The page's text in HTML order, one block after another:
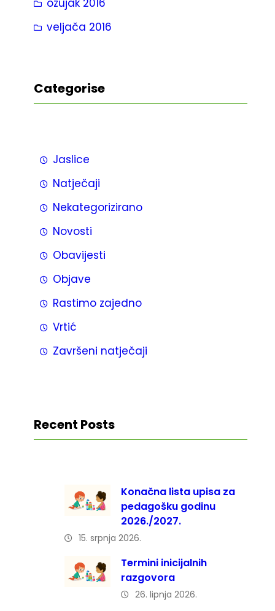
veljača 2016
Categorise
Jaslice
Natječaji
Nekategorizirano
Novosti
Obavijesti
Objave
Rastimo zajedno
Vrtić
Završeni natječaji
Recent Posts
Konačna lista upisa za
pedagošku godinu
2026./2027.
15. srpnja 2026.
Termini inicijalnih
razgovora
26. lipnja 2026.